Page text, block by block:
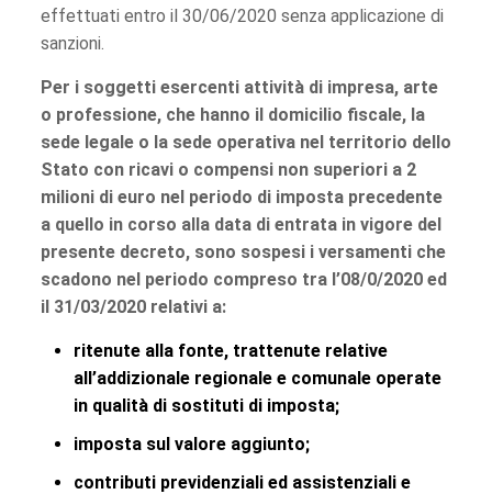
effettuati entro il 30/06/2020 senza applicazione di
sanzioni.
Per i soggetti esercenti attività di impresa, arte
o professione, che hanno il domicilio fiscale, la
sede legale o la sede operativa nel territorio dello
Stato con ricavi o compensi non superiori a 2
milioni di euro nel periodo di imposta precedente
a quello in corso alla data di entrata in vigore del
presente decreto, sono sospesi i versamenti che
scadono nel periodo compreso tra l’08/0/2020 ed
il 31/03/2020 relativi a:
ritenute alla fonte, trattenute relative
all’addizionale regionale e comunale operate
in qualità di sostituti di imposta;
imposta sul valore aggiunto;
contributi previdenziali ed assistenziali e